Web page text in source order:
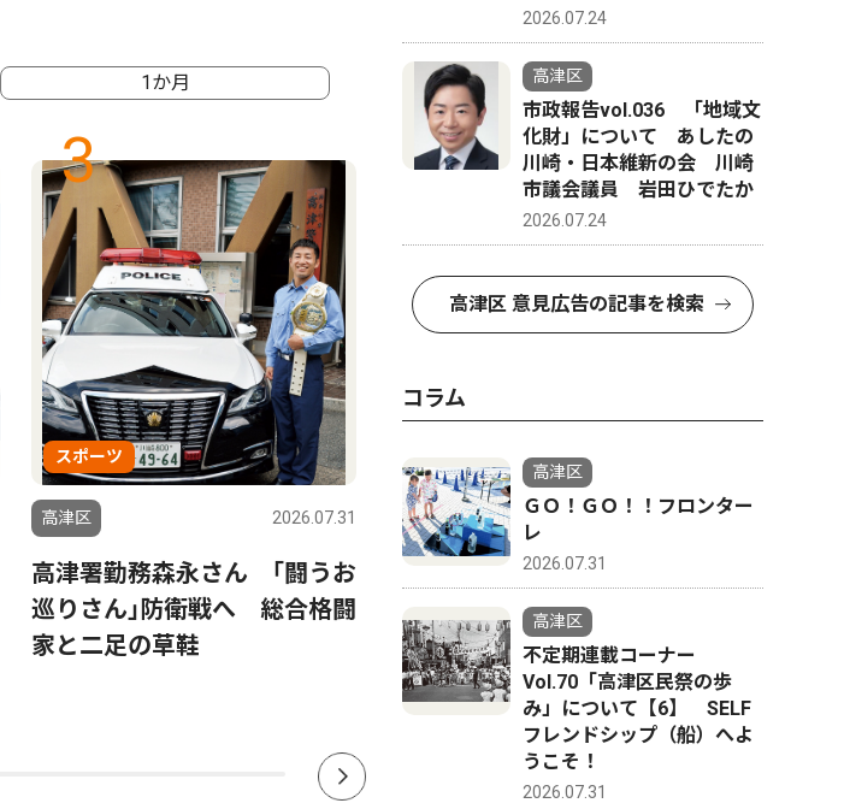
1か月
3
スポーツ
高津区 2026.07.31
高津署勤務森永さん ｢闘うお
巡りさん｣防衛戦へ 総合格闘
家と二足の草鞋
4
高津区 2026.06.24
【川崎市高津区】「ラウンド
ワンの面影」あとわずか
「ニトリ」の事業計画も明ら
かに
2026.07.24
高津区
市政報告vol.036 「地域文
化財」について あしたの
川崎・日本維新の会 川崎
市議会議員 岩田ひでたか
2026.07.24
高津区 意見広告の記事を検索
コラム
高津区
ＧＯ！ＧＯ！！フロンター
レ
2026.07.31
高津区
不定期連載コーナー
Vol.70「高津区民祭の歩
み」について【6】 SELF
フレンドシップ（船）へよ
うこそ！
2026.07.31